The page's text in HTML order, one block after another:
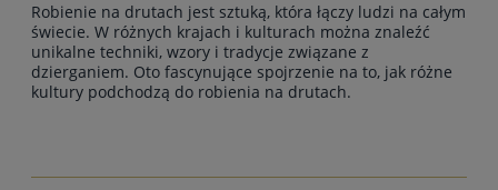
Robienie na drutach jest sztuką, która łączy ludzi na całym
świecie. W różnych krajach i kulturach można znaleźć
unikalne techniki, wzory i tradycje związane z
dzierganiem. Oto fascynujące spojrzenie na to, jak różne
kultury podchodzą do robienia na drutach.